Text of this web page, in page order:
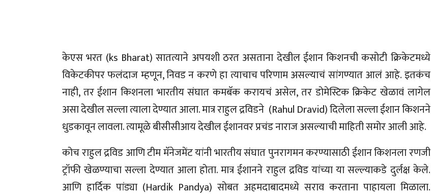
केएस भरत (ks Bharat) सातत्याने अपयशी ठरत असताना देखील ईशान किशनची कसोटी क्रिकेटमध्ये
विकेटकीपर फलंदाज म्हणून, निवड न करणे हा त्याचाच परिणाम असल्याचं सांगण्यात आलं आहे. इतकंच
नाही, तर ईशान किशनला भारतीय संघात कमबॅक करायचं असेल, तर डोमेस्टिक क्रिकेट खेळावं लागेल
असा देखील सल्ला त्याला देण्यात आला. मात्र राहुल द्रविडने (Rahul Dravid) दिलेला सल्ला ईशान किशनने
धुडकावून लावला. त्यामूळे बीसीसीआय देखील ईशानवर प्रचंड नाराज असल्याची माहिती समोर आली आहे.
कोच राहुल द्रविड आणि टीम मॅनेजमेंट यांनी भारतीय संघात पुनरागमन करण्यासाठी ईशान किशनला रणजी
ट्रॉफी खेळण्याचा सल्ला देण्यात आला होता. मात्र ईशानने राहुल द्रविड यांच्या या सल्ल्याकडे दुर्लक्ष केले.
आणि हार्दिक पांड्या (Hardik Pandya) सोबत अहमदाबादमध्ये सराव करताना पाहायला मिळाला.